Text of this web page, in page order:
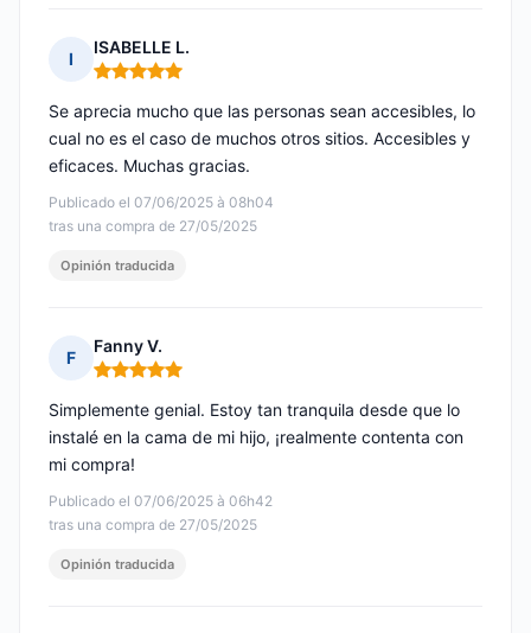
I
ISABELLE L.
Nota: 5 de 5
Publicado el 07/06/2025 à 08h04
tras una compra de 27/05/2025
Se aprecia mucho que las personas sean accesibles, lo
cual no es el caso de muchos otros sitios. Accesibles y
eficaces. Muchas gracias.
Opinión traducida
F
Fanny V.
Nota: 5 de 5
Publicado el 07/06/2025 à 06h42
tras una compra de 27/05/2025
Simplemente genial. Estoy tan tranquila desde que lo
instalé en la cama de mi hijo, ¡realmente contenta con
mi compra!
Opinión traducida